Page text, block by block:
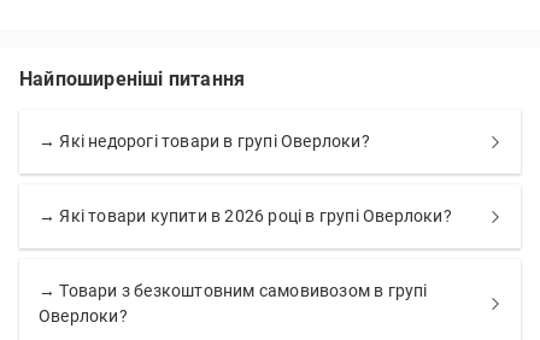
Найпоширеніші питання
→ Які недорогі товари в групі Оверлоки?
→ Які товари купити в 2026 році в групі Оверлоки?
→ Товари з безкоштовним самовивозом в групі
Оверлоки?